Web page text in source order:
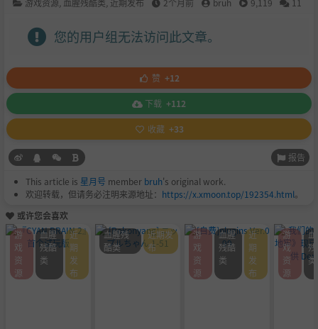
您的用户组无法访问此文章。
赞 +12
下载 +112
收藏 +33
报告
This article is 星月号 member bruh's original work.
欢迎转载，但请务必注明来源地址： https://x.xmoon.top/192354.html。
或许您会喜欢
游
戏
资
源
血腥
残酷
类
近
期
发
布
血腥残
酷类
近期发
布
游
戏
资
源
血腥
残酷
类
近
期
发
布
游
戏
资
源
类